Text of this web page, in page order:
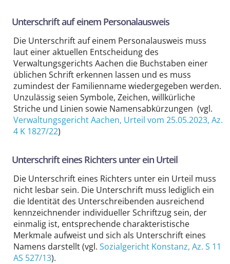
Unterschrift auf einem Personalausweis
Die Unterschrift auf einem Personalausweis muss
laut einer aktuellen Entscheidung des
Verwaltungsgerichts Aachen die Buchstaben einer
üblichen Schrift erkennen lassen und es muss
zumindest der Familienname wiedergegeben werden.
Unzulässig seien Symbole, Zeichen, willkürliche
Striche und Linien sowie Namensabkürzungen (vgl.
Verwaltungsgericht Aachen, Urteil vom 25.05.2023, Az.
4 K 1827/22)
Unterschrift eines Richters unter ein Urteil
Die Unterschrift eines Richters unter ein Urteil muss
nicht lesbar sein. Die Unterschrift muss lediglich ein
die Identität des Unterschreibenden ausreichend
kennzeichnender individueller Schriftzug sein, der
einmalig ist, entsprechende charakteristische
Merkmale aufweist und sich als Unterschrift eines
Namens darstellt (vgl.Sozialgericht Konstanz, Az. S 11
AS 527/13).